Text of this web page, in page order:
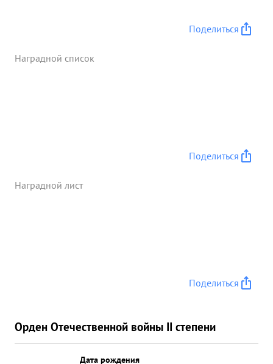
Поделиться
Наградной список
Поделиться
Наградной лист
Поделиться
Орден Отечественной войны II степени
Дата рождения